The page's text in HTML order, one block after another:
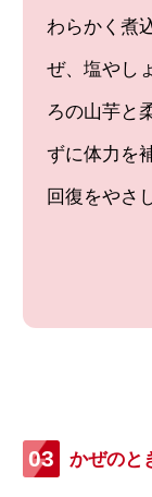
わらかく煮
ぜ、塩やし
ろの山芋と
ずに体力を
回復をやさ
かぜのと